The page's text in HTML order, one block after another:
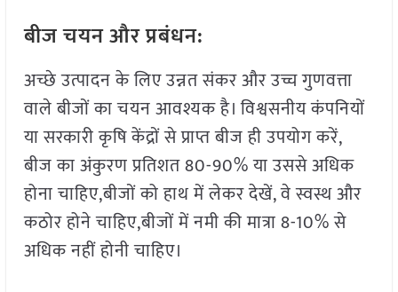
बीज चयन और प्रबंधन:
अच्छे उत्पादन के लिए उन्नत संकर और उच्च गुणवत्ता
वाले बीजों का चयन आवश्यक है। विश्वसनीय कंपनियों
या सरकारी कृषि केंद्रों से प्राप्त बीज ही उपयोग करें,
बीज का अंकुरण प्रतिशत 80-90% या उससे अधिक
होना चाहिए,बीजों को हाथ में लेकर देखें, वे स्वस्थ और
कठोर होने चाहिए,बीजों में नमी की मात्रा 8-10% से
अधिक नहीं होनी चाहिए।